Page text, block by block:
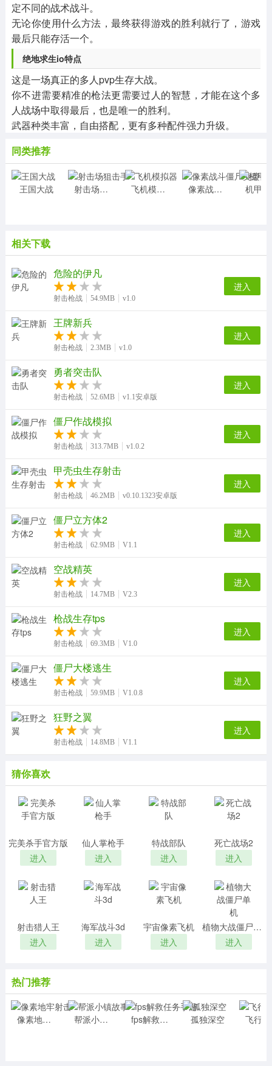
定不同的战术战斗。
无论你使用什么方法，最终获得游戏的胜利就行了，游戏
最后只能存活一个。
绝地求生io特点
这是一场真正的多人pvp生存大战。
你不进需要精准的枪法更需要过人的智慧，才能在这个多
人战场中取得最后，也是唯一的胜利。
武器种类丰富，自由搭配，更有多种配件强力升级。
同类推荐
王国大战 射击场狙击手 飞机模拟器 像素战斗僵尸突袭手游
相关下载
危险的伊凡
射击枪战 54.9MB v1.0
进入
王牌新兵
射击枪战 2.3MB v1.0
进入
勇者突击队
射击枪战 52.6MB v1.1安卓版
进入
僵尸作战模拟
射击枪战 313.7MB v1.0.2
进入
甲壳虫生存射击
射击枪战 46.2MB v0.10.1323安卓版
进入
僵尸立方体2
射击枪战 62.9MB V1.1
进入
空战精英
射击枪战 14.7MB V2.3
进入
枪战生存tps
射击枪战 69.3MB V1.0
进入
僵尸大楼逃生
射击枪战 59.9MB V1.0.8
进入
狂野之翼
射击枪战 14.8MB V1.1
进入
猜你喜欢
完美杀手官方版
进入
仙人掌枪手
进入
特战部队
进入
死亡战场2
进入
射击猎人王
进入
海军战斗3d
进入
宇宙像素飞机
进入
植物大战僵尸单机
进入
热门推荐
像素地牢射击 帮派小镇故事 fps解救任务手游 孤独深空